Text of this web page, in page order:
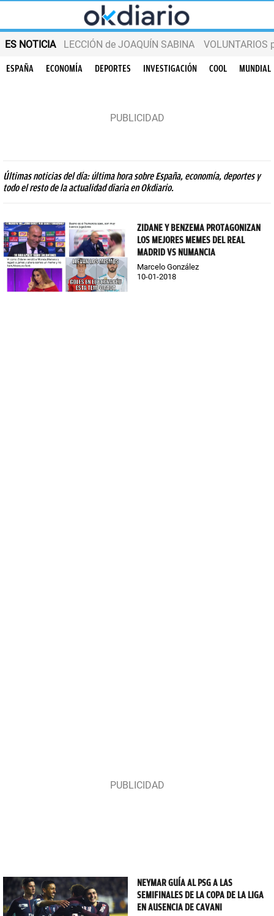
ES NOTICIA LECCIÓN de JOAQUÍN SABINA VOLUNTARIOS
ESPAÑA ECONOMÍA DEPORTES INVESTIGACIÓN COOL MUNDIAL
Últimas noticias del día: última hora sobre España, economía, deportes y
todo el resto de la actualidad diaria en Okdiario.
ZIDANE Y BENZEMA PROTAGONIZAN
LOS MEJORES MEMES DEL REAL
MADRID VS NUMANCIA
Marcelo González
10-01-2018
NEYMAR GUÍA AL PSG A LAS
SEMIFINALES DE LA COPA DE LA LIGA
EN AUSENCIA DE CAVANI